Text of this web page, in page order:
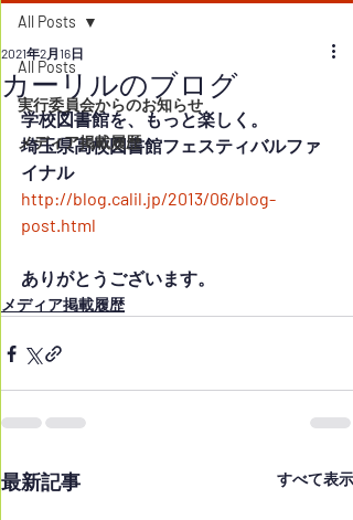
All Posts
実行委員会からのお知らせ
メディア掲載履歴
All Posts
カーリルのブログ
2021年2月16日
学校図書館を、もっと楽しく。
埼玉県高校図書館フェスティバルファ
イナル
http://blog.calil.jp/2013/06/blog-
post.html
ありがとうございます。
メディア掲載履歴
最新記事 すべて表示